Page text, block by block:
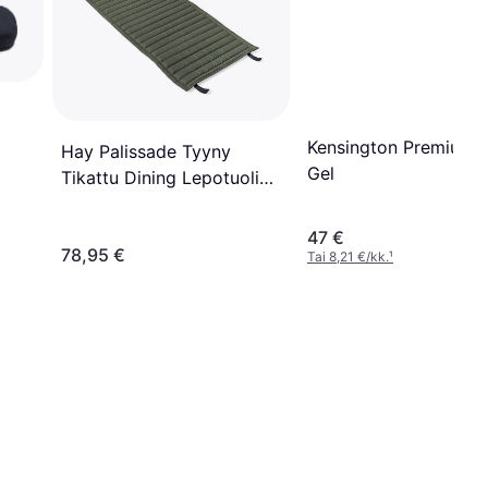
Hay Palissade Tyyny
Tikattu Dining Lepotuoli
78,95 €
Kensington Premium
Gel
47 €
Tai 8,21 €/kk.¹